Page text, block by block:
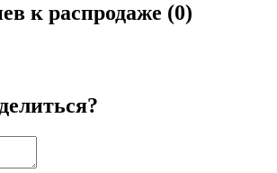
к распродаже (0)